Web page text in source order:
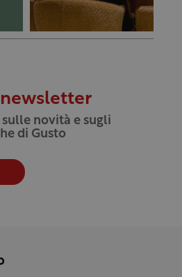
novità e sugli
di Gusto